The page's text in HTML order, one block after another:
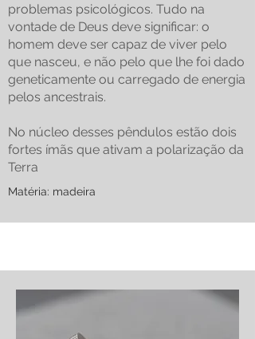
problemas psicológicos. Tudo na
vontade de Deus deve significar: o
homem deve ser capaz de viver pelo
que nasceu, e não pelo que lhe foi dado
geneticamente ou carregado de energia
pelos ancestrais.
No núcleo desses pêndulos estão dois
fortes ímãs que ativam a polarização da
Terra
Matéria: madeira